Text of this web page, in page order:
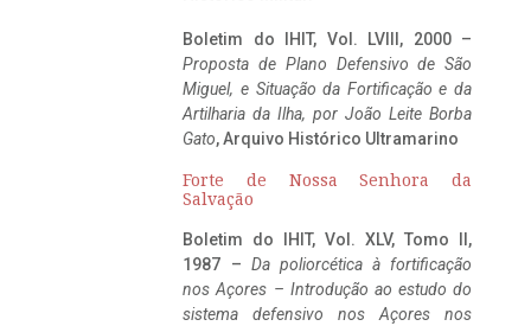
Boletim do IHIT, Vol. LVIII, 2000 –
Proposta de Plano Defensivo de São
Miguel, e Situação da Fortificação e da
Artilharia da Ilha, por João Leite Borba
Gato, Arquivo Histórico Ultramarino
Forte de Nossa Senhora da
Salvação
Boletim do IHIT, Vol. XLV, Tomo II,
1987 – Da poliorcética à fortificação
nos Açores – Introdução ao estudo do
sistema defensivo nos Açores nos